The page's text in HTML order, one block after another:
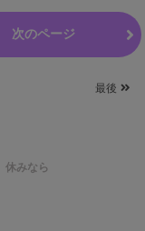
次のページ
最後
休みなら